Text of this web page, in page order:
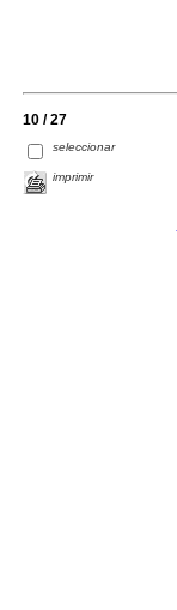
10 / 27
seleccionar
imprimir